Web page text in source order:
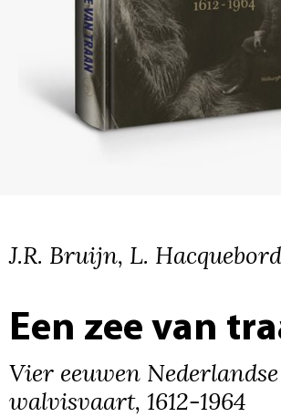
J.R. Bruijn, L. Hacquebord
Een zee van
Vier eeuwen Nederlandse
walvisvaart, 1612-1964